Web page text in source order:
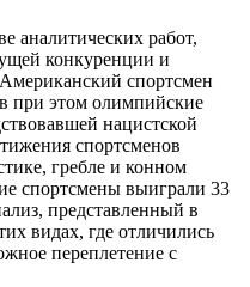
аналитических работ,
конкуренции и
спортсмен
при этом олимпийские
нацистской
спортсменов
гребле и конном
спортсмены выиграли 33
представленный в
видах, где отличились
переплетение с